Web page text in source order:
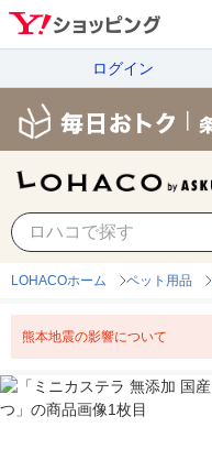
ログイン
LOHACOホーム ペット用品
熊本地震の影響について